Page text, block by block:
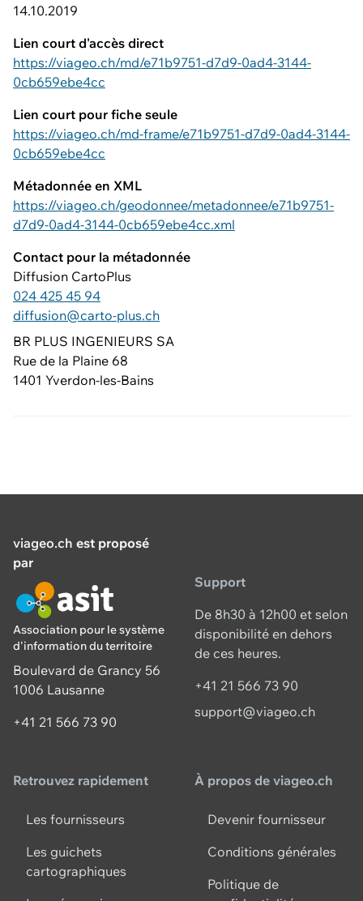
14.10.2019
Lien court d'accès direct
https://viageo.ch/md/e71b9751-d7d9-0ad4-3144-
0cb659ebe4cc
Lien court pour fiche seule
https://viageo.ch/md-frame/e71b9751-d7d9-0ad4-3144-
0cb659ebe4cc
Métadonnée en XML
https://viageo.ch/geodonnee/metadonnee/e71b9751-
d7d9-0ad4-3144-0cb659ebe4cc.xml
Contact pour la métadonnée
Diffusion CartoPlus
024 425 45 94
diffusion@carto-plus.ch
BR PLUS INGENIEURS SA
Rue de la Plaine 68
1401 Yverdon-les-Bains
viageo.ch est proposé
par
Association pour le système
d'information du territoire
Boulevard de Grancy 56
1006 Lausanne
+41 21 566 73 90
Support
De 8h30 à 12h00 et selon
disponibilité en dehors
de ces heures.
+41 21 566 73 90
support@viageo.ch
Retrouvez rapidement
Les fournisseurs
Les guichets
cartographiques
À propos de viageo.ch
Devenir fournisseur
Conditions générales
Politique de